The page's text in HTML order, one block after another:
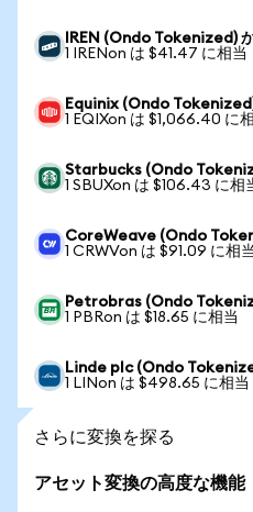
IREN (Ondo Tokenized)
1 IRENon は $41.47 に相当
Equinix (Ondo
1 EQIXon は $1,066.40 に
Starbucks (Ondo
1 SBUXon は $106.43 に相
CoreWeave (Ondo
1 CRWVon は $91.09 に相当
Petrobras (Ondo
1 PBRon は $18.65 に相当
Linde plc (Ondo
1 LINon は $498.65 に相当
さらに変換を探る
アセット変換の高度な機能